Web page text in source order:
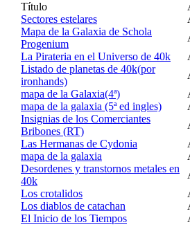
Título
Sectores estelares
Mapa de la Galaxia de Schola
Progenium
La Pirateria en el Universo de 40k
Listado de planetas de 40k(por
ironhands)
mapa de la Galaxia(4ª)
mapa de la galaxia (5ª ed ingles)
Insignias de los Comerciantes
Bribones (RT)
Las Hermanas de Cydonia
mapa de la galaxia
Desordenes y transtornos metales en
40k
Los crotalidos
Los diablos de catachan
El Inicio de los Tiempos